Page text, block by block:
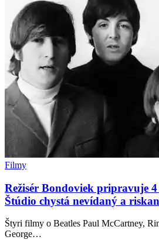
Filmy
Režisér Bondoviek pripravuje
Štúdio chystá nevídaný a
Štyri filmy o Beatles Paul McCartney,
George…